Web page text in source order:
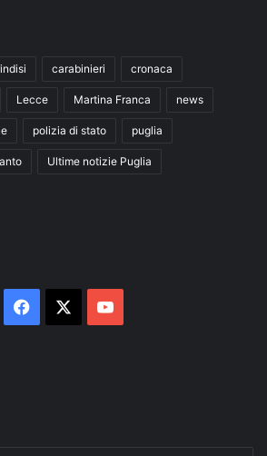
carabinieri cronaca
Lecce Martina Franca news
polizia di stato puglia
Ultime notizie Puglia
Facebook